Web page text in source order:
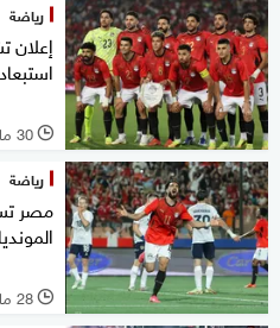
رياضة
إعلان
l 30 مايو 2026
رياضة
مصر
l 28 مايو 2026